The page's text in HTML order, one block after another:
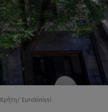
Κρήτη/ Eurokinissi